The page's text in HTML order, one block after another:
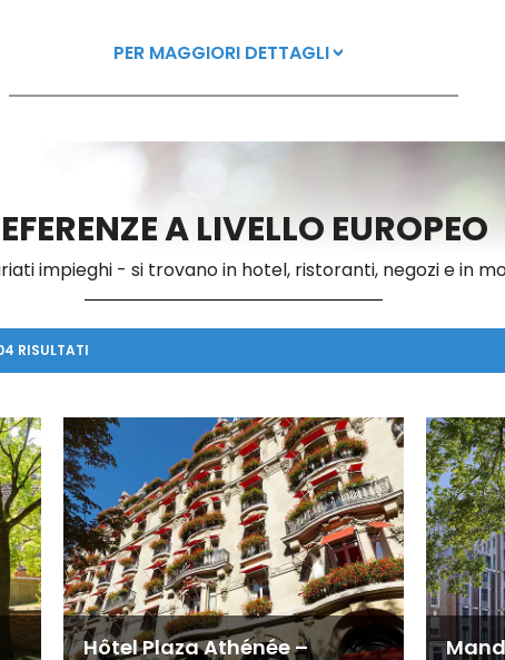
PER MAGGIORI DETTAGLI
A LIVELLO EUROPEO
impieghi - si trovano in hotel, ristoranti, negozi e in
RISULTATI
Hôtel Plaza Athénée –